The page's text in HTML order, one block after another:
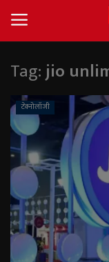
Login
About
Contact
देश
अंतर्राष्ट्रीय
Tag:jio
टेक्नोलॉजी